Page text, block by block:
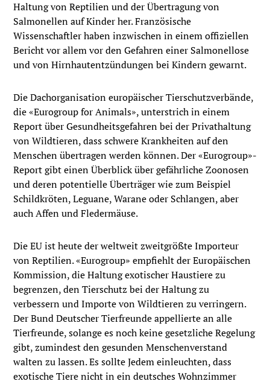
Haltung von Reptilien und der Übertragung von
Salmonellen auf Kinder her. Französische
Wissenschaftler haben inzwischen in einem offiziellen
Bericht vor allem vor den Gefahren einer Salmonellose
und von Hirnhautentzündungen bei Kindern gewarnt.
Die Dachorganisation europäischer Tierschutzverbände,
die «Eurogroup for Animals», unterstrich in einem
Report über Gesundheitsgefahren bei der Privathaltung
von Wildtieren, dass schwere Krankheiten auf den
Menschen übertragen werden können. Der «Eurogroup»-
Report gibt einen Überblick über gefährliche Zoonosen
und deren potentielle Überträger wie zum Beispiel
Schildkröten, Leguane, Warane oder Schlangen, aber
auch Affen und Fledermäuse.
Die EU ist heute der weltweit zweitgrößte Importeur
von Reptilien. «Eurogroup» empfiehlt der Europäischen
Kommission, die Haltung exotischer Haustiere zu
begrenzen, den Tierschutz bei der Haltung zu
verbessern und Importe von Wildtieren zu verringern.
Der Bund Deutscher Tierfreunde appellierte an alle
Tierfreunde, solange es noch keine gesetzliche Regelung
gibt, zumindest den gesunden Menschenverstand
walten zu lassen. Es sollte Jedem einleuchten, dass
exotische Tiere nicht in ein deutsches Wohnzimmer